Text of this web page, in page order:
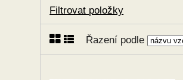
Filtrovat položky
Řazení podle